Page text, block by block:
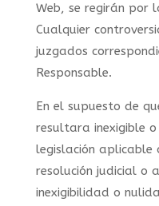
Web, se regirán por
Cualquier
juzgados
Responsable.
En el supuesto de
resultara inexigible
legislación aplicable
resolución judicial o
inexigibilidad o